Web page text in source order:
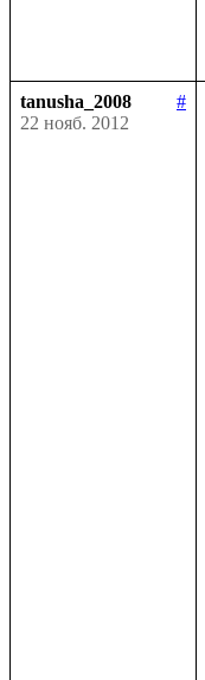
tanusha_2008
#
22 нояб. 2012